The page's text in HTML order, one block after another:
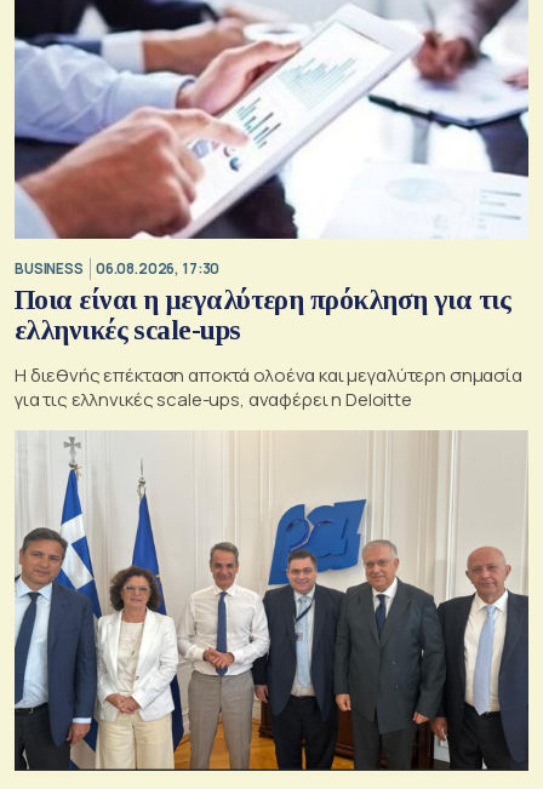
BUSINESS 06.08.2026, 17:30
Ποια είναι η μεγαλύτερη πρόκληση για τις
ελληνικές scale-ups
Η διεθνής επέκταση αποκτά ολοένα και μεγαλύτερη σημασία
για τις ελληνικές scale-ups, αναφέρει η Deloitte